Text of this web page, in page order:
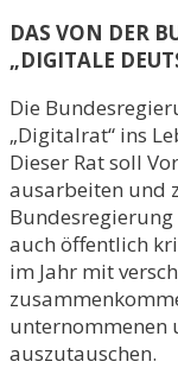
DAS VON DER
„DIGITALE
Die
„Digitalrat“ ins
Dieser Rat soll
ausarbeiten und
auch öffentlich
im Jahr mit
unternommenen
auszutauschen.